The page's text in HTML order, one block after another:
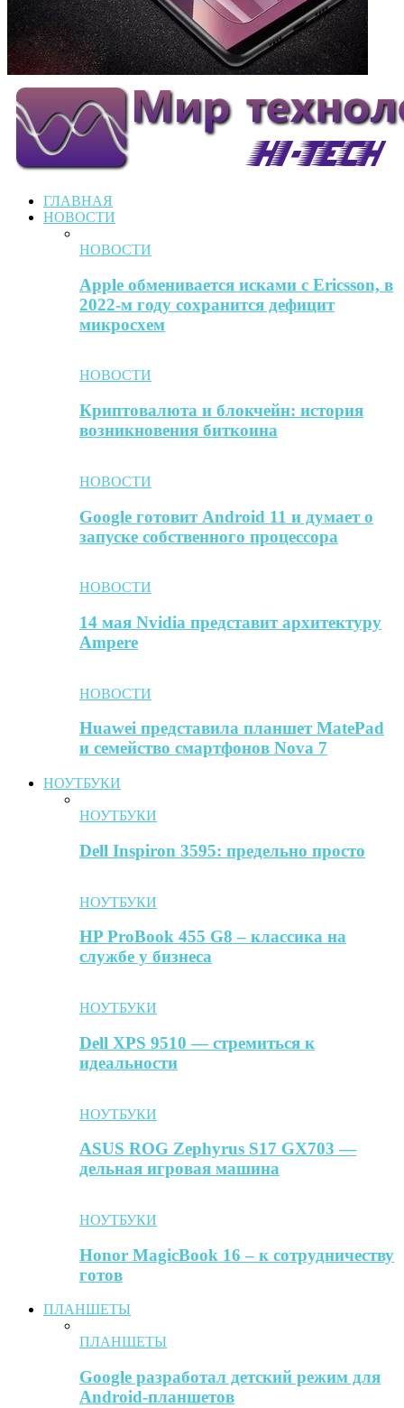
ГЛАВНАЯ
НОВОСТИ
НОВОСТИ
Apple обменивается исками с Ericsson, в
2022-м году сохранится дефицит
микросхем
НОВОСТИ
Криптовалюта и блокчейн: история
возникновения биткоина
НОВОСТИ
Google готовит Android 11 и думает о
запуске собственного процессора
НОВОСТИ
14 мая Nvidia представит архитектуру
Ampere
НОВОСТИ
Huawei представила планшет MatePad
и семейство смартфонов Nova 7
НОУТБУКИ
НОУТБУКИ
Dell Inspiron 3595: предельно просто
НОУТБУКИ
HP ProBook 455 G8 – классика на
службе у бизнеса
НОУТБУКИ
Dell XPS 9510 — стремиться к
идеальности
НОУТБУКИ
ASUS ROG Zephyrus S17 GX703 —
дельная игровая машина
НОУТБУКИ
Honor MagicBook 16 – к сотрудничеству
готов
ПЛАНШЕТЫ
ПЛАНШЕТЫ
Google разработал детский режим для
Android-планшетов